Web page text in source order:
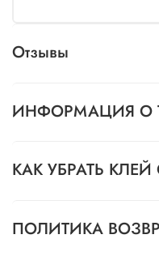
Отзывы
ИНФОРМАЦИЯ О
КАК УБРАТЬ
ПОЛИТИКА